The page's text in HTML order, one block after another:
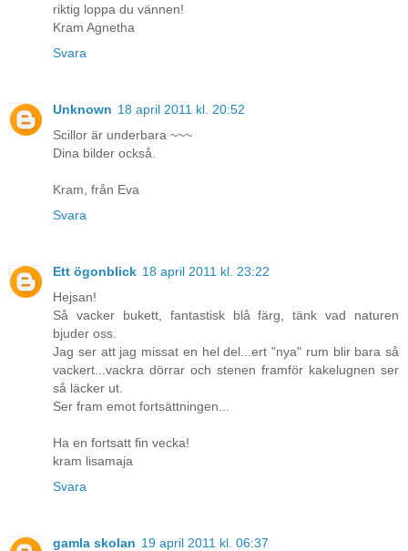
riktig loppa du vännen!
Kram Agnetha
Svara
Unknown 18 april 2011 kl. 20:52
Scillor är underbara ~~~
Dina bilder också.
Kram, från Eva
Svara
Ett ögonblick 18 april 2011 kl. 23:22
Hejsan!
Så vacker bukett, fantastisk blå färg, tänk vad naturen
bjuder oss.
Jag ser att jag missat en hel del...ert "nya" rum blir bara så
vackert...vackra dörrar och stenen framför kakelugnen ser
så läcker ut.
Ser fram emot fortsättningen...
Ha en fortsatt fin vecka!
kram lisamaja
Svara
gamla skolan 19 april 2011 kl. 06:37